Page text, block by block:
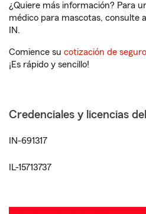
¿Quiere más información? Para
médico para mascotas, consulte
IN.
Comience su cotización de
¡Es rápido y sencillo!
Credenciales y licencias
IN-691317
IL-15713737